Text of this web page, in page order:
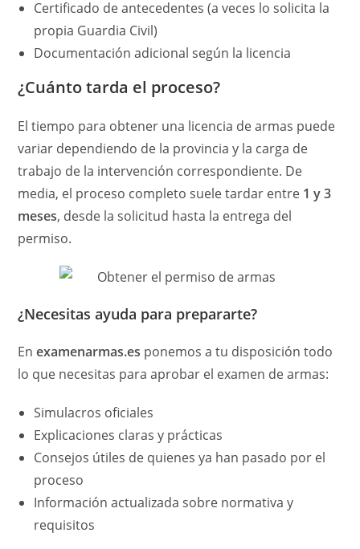
Certificado de antecedentes (a veces lo solicita la
propia Guardia Civil)
Documentación adicional según la licencia
¿Cuánto tarda el proceso?
El tiempo para obtener una licencia de armas puede
variar dependiendo de la provincia y la carga de
trabajo de la intervención correspondiente. De
media, el proceso completo suele tardar entre 1 y 3
meses, desde la solicitud hasta la entrega del
permiso.
¿Necesitas ayuda para prepararte?
Enexamenarmas.es ponemos a tu disposición todo
lo que necesitas para aprobar el examen de armas:
Simulacros oficiales
Explicaciones claras y prácticas
Consejos útiles de quienes ya han pasado por el
proceso
Información actualizada sobre normativa y
requisitos